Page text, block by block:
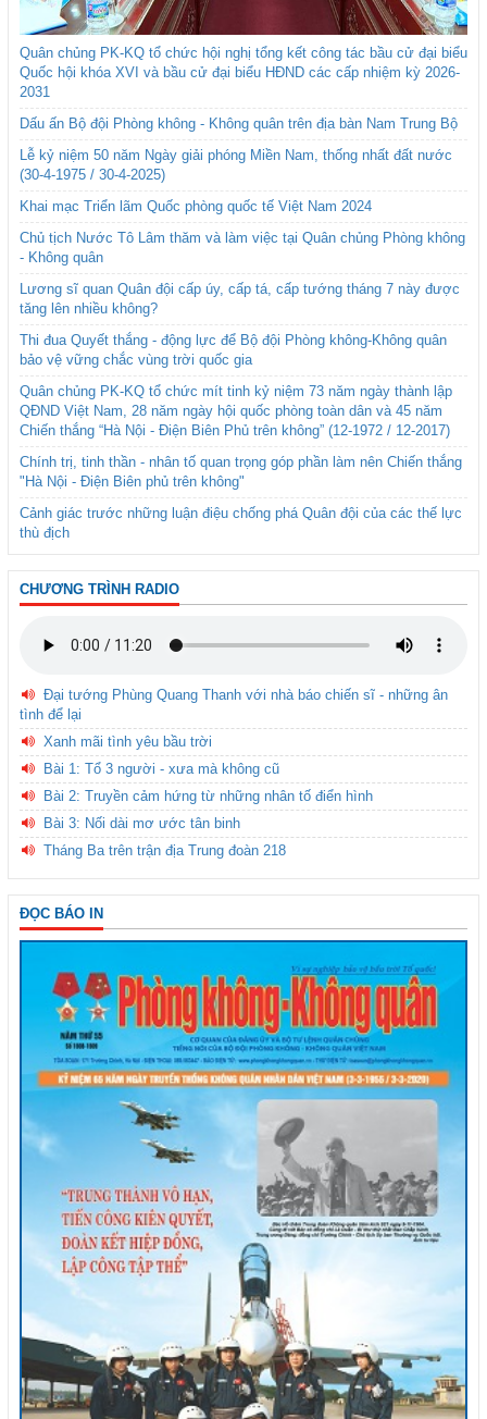
Quân chủng PK-KQ tổ chức hội nghị tổng kết công tác bầu cử đại biểu
Quốc hội khóa XVI và bầu cử đại biểu HĐND các cấp nhiệm kỳ 2026-
2031
Dấu ấn Bộ đội Phòng không - Không quân trên địa bàn Nam Trung Bộ
Lễ kỷ niệm 50 năm Ngày giải phóng Miền Nam, thống nhất đất nước
(30-4-1975 / 30-4-2025)
Khai mạc Triển lãm Quốc phòng quốc tế Việt Nam 2024
Chủ tịch Nước Tô Lâm thăm và làm việc tại Quân chủng Phòng không
- Không quân
Lương sĩ quan Quân đội cấp úy, cấp tá, cấp tướng tháng 7 này được
tăng lên nhiều không?
Thi đua Quyết thắng - động lực để Bộ đội Phòng không-Không quân
bảo vệ vững chắc vùng trời quốc gia
Quân chủng PK-KQ tổ chức mít tinh kỷ niệm 73 năm ngày thành lập
QĐND Việt Nam, 28 năm ngày hội quốc phòng toàn dân và 45 năm
Chiến thắng “Hà Nội - Điện Biên Phủ trên không” (12-1972 / 12-2017)
Chính trị, tinh thần - nhân tố quan trọng góp phần làm nên Chiến thắng
"Hà Nội - Điện Biên phủ trên không"
Cảnh giác trước những luận điệu chống phá Quân đội của các thế lực
thù địch
CHƯƠNG TRÌNH RADIO
Đại tướng Phùng Quang Thanh với nhà báo chiến sĩ - những ân
tình để lại
Xanh mãi tình yêu bầu trời
Bài 1: Tổ 3 người - xưa mà không cũ
Bài 2: Truyền cảm hứng từ những nhân tố điển hình
Bài 3: Nối dài mơ ước tân binh
Tháng Ba trên trận địa Trung đoàn 218
ĐỌC BÁO IN